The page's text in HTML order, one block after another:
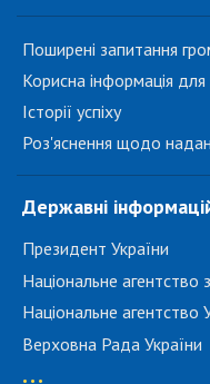
Поширені запитання
Корисна інформація
Історії успіху
Роз'яснення щодо
Державні
Президент України
Національне агентство
Національне агентство
Верховна Рада України
...